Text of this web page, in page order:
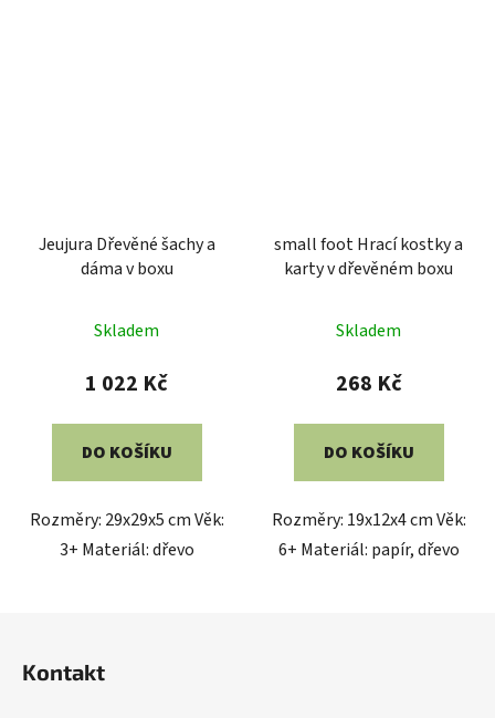
Jeujura Dřevěné šachy a
dáma v boxu
Skladem
1 022 Kč
DO KOŠÍKU
Rozměry: 29x29x5 cm Věk:
3+ Materiál: dřevo
small foot Hrací kostky a
karty v dřevěném boxu
Skladem
268 Kč
DO KOŠÍKU
Rozměry: 19x12x4 cm Věk:
6+ Materiál: papír, dřevo
Kontakt